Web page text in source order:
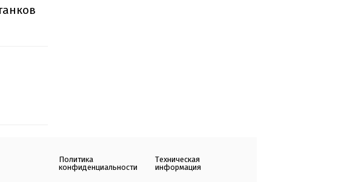
Политика
конфиденциальности
Техническая
информация